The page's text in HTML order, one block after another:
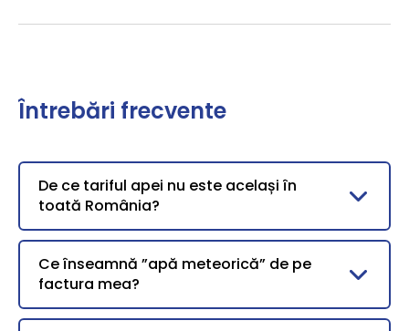
Întrebări frecvente
De ce tariful apei nu este același în
toată România?
Ce înseamnă ”apă meteorică” de pe
factura mea?